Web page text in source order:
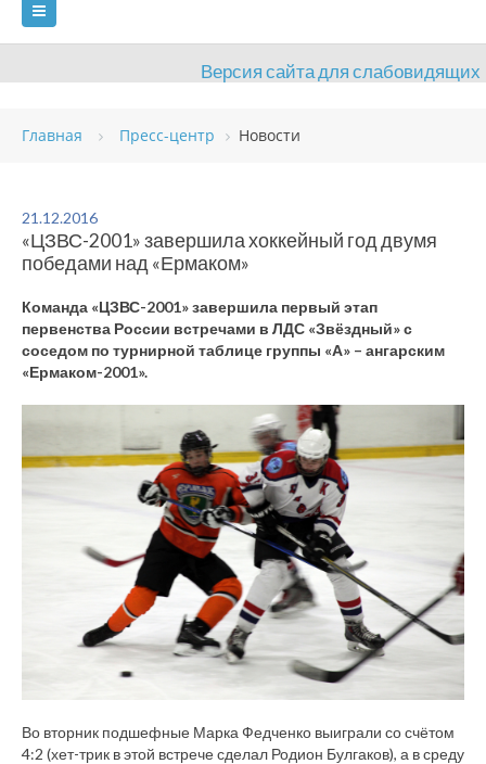
Версия сайта для слабовидящих
ГЛАВНАЯ
ВИДЫ СПОРТА
ОБЪЕКТЫ ДОКУМЕНТЫ
ОЦЕНКА КАЧЕСТВА ОБРАЗОВАНИЯ ВАКАНСИИ
ПЛАТНЫЕ УСЛУГИ КОНТАКТЫ
Главная Пресс-центр Новости
21.12.2016
«ЦЗВС-2001» завершила хоккейный год двумя
победами над «Ермаком»
Команда «ЦЗВС-2001» завершила первый этап
первенства России встречами в ЛДС «Звёздный» с
соседом по турнирной таблице группы «А» – ангарским
«Ермаком-2001».
Во вторник подшефные Марка Федченко выиграли со счётом
4:2 (хет-трик в этой встрече сделал Родион Булгаков), а в среду